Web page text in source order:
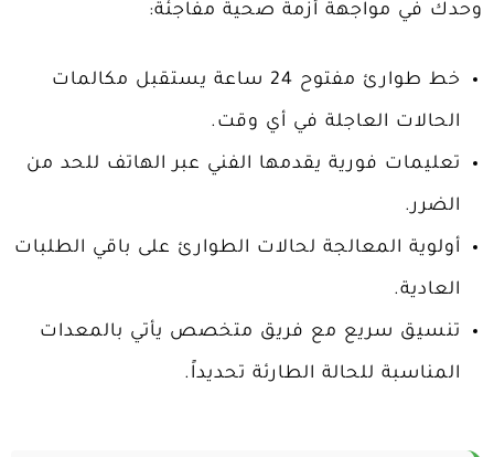
وحدك في مواجهة أزمة صحية مفاجئة:
خط طوارئ مفتوح 24 ساعة يستقبل مكالمات
الحالات العاجلة في أي وقت.
تعليمات فورية يقدمها الفني عبر الهاتف للحد من
الضرر.
أولوية المعالجة لحالات الطوارئ على باقي الطلبات
العادية.
تنسيق سريع مع فريق متخصص يأتي بالمعدات
المناسبة للحالة الطارئة تحديداً.